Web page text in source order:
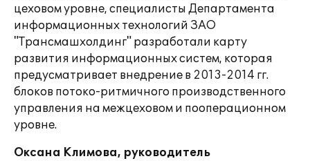
цеховом уровне, специалисты Департамента
информационных технологий ЗАО
"Трансмашхолдинг" разработали карту
развития информационных систем, которая
предусматривает внедрение в 2013-2014 гг.
блоков потоко-ритмичного производственного
управления на межцеховом и пооперационном
уровне.
Оксана Климова, руководитель